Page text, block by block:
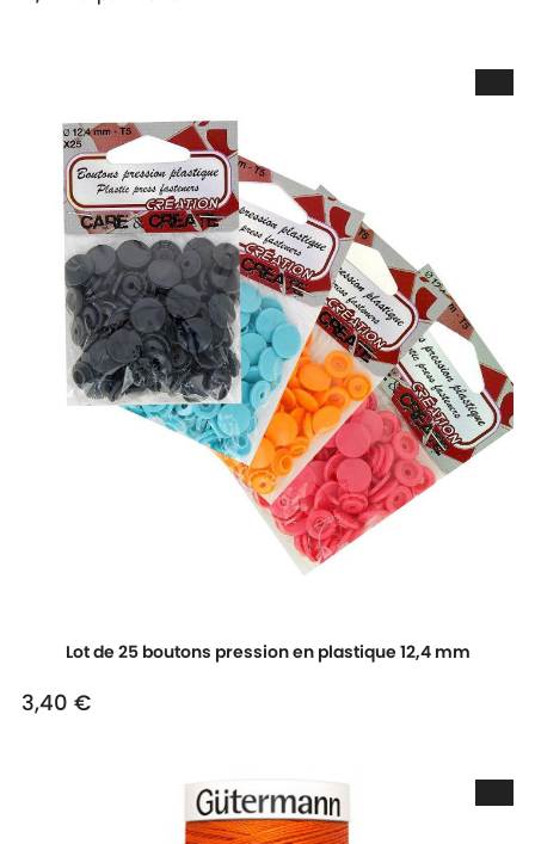
Lot de 25 boutons pression en plastique 12,4 mm
Prix
3,40 €